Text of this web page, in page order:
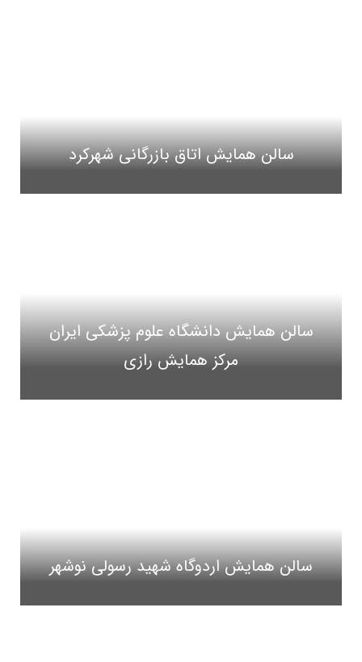
سالن همایش اتاق بازرگانی شهرکرد
سالن همایش دانشگاه علوم پزشکی ایران
مرکز همایش رازی
سالن همایش اردوگاه شهید رسولی نوشهر